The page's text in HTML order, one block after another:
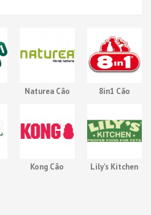
Naturea Cão
8in1 Cão
Kong Cão
Lily's Kitchen